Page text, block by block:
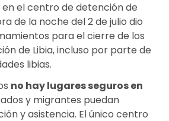
en elcentro de detención de
de la noche del 2 de julio dio
para el cierre de los
de Libia, incluso por parte de
libias.
no hay lugares seguros en
y migrantes puedan
y asistencia. El único centro